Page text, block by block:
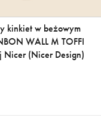
kinkiet w beżowym
WALL M TOFFI
Nicer (Nicer Design)